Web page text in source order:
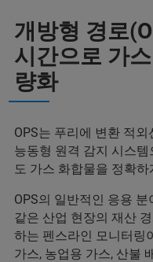
개방형 경로
시간으로 가
량화
OPS는 푸리에 변환 적
능동형 원격 감지 시스
도 가스 화합물을 정확
OPS의 일반적인 응용
같은 산업 현장의 재산
하는 펜스라인 모니터링
가스, 농업용 가스, 산불